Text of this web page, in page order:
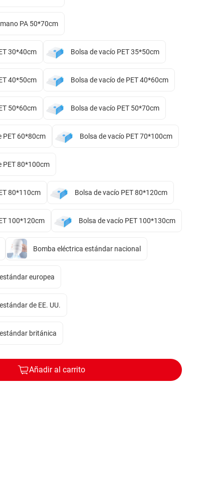
PA 50*70cm
30*40cm Bolsa de vacío PET 35*50cm
40*50cm Bolsa de vacío de PET 40*60cm
50*60cm Bolsa de vacío PET 50*70cm
PET 60*80cm Bolsa de vacío PET 70*100cm
PET 80*100cm
80*110cm Bolsa de vacío PET 80*120cm
100*120cm Bolsa de vacío PET 100*130cm
Bomba eléctrica estándar nacional
europea
de EE. UU.
británica
Añadir al carrito